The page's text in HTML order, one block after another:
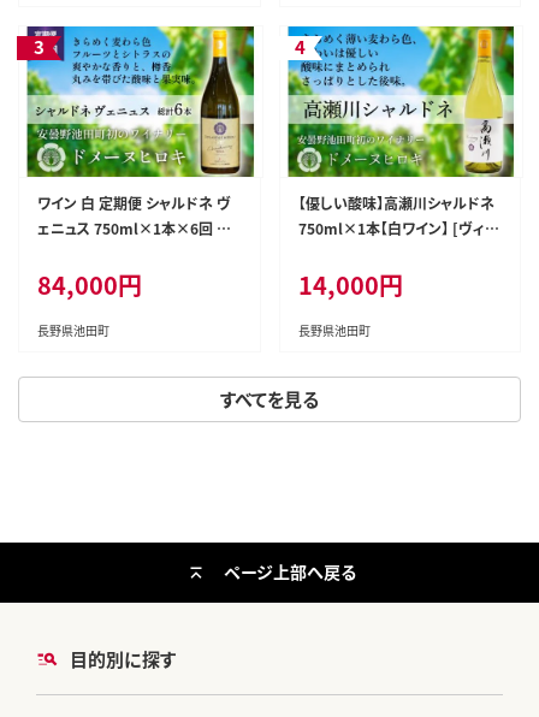
すべてを見る
ワイン 白 定期便 シャルドネ ヴ
ェニュス 750ml×1本×6回 総
県 池田町 48110362] 白ワイン
ドメーヌワイン
84,000円
長野県池田町
【優しい酸味】高瀬川シャルドネ
750ml×1本【白ワイン】 [ヴィニ
I 長野県 池田町 48110408]
14,000円
長野県池田町
目的別に探す
ページ上部へ戻る